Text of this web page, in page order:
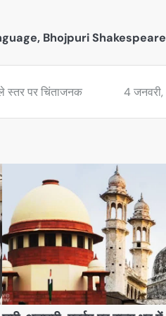
, Bhojpuri Shakespeare
स्तर पर चिंताजनक 4